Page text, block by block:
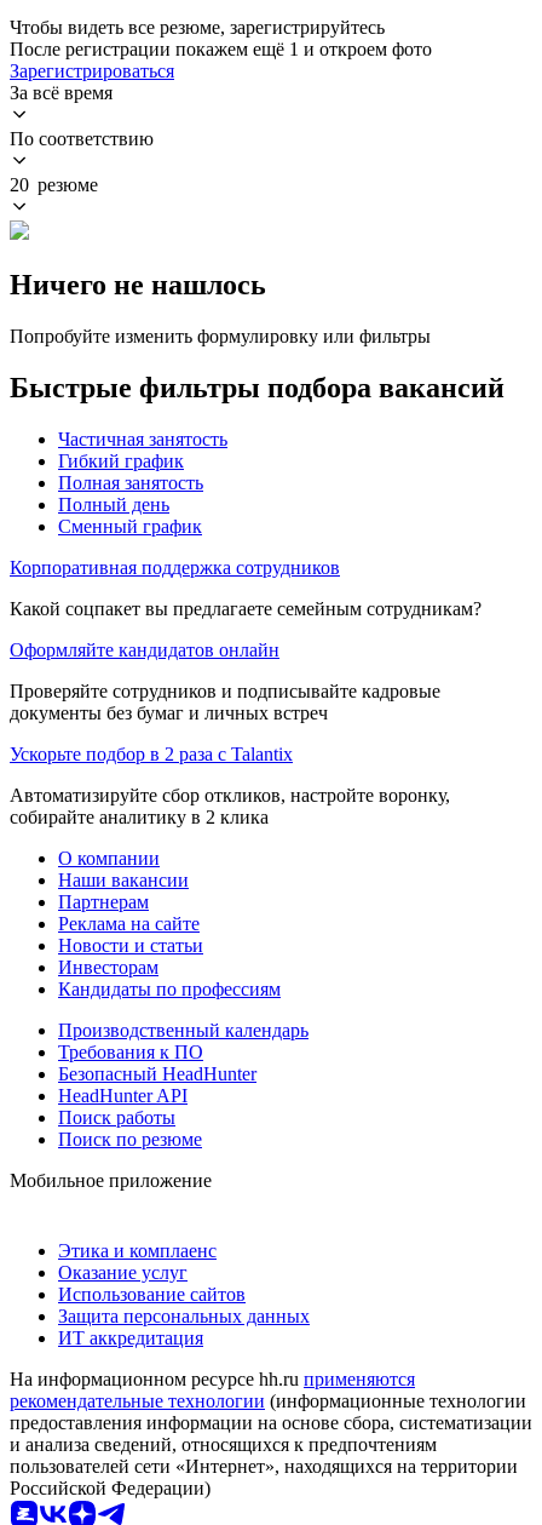
Чтобы видеть все резюме, зарегистрируйтесь
После регистрации покажем ещё 1 и откроем фото
Зарегистрироваться
За всё время
По соответствию
20 резюме
Ничего не нашлось
Попробуйте изменить формулировку или фильтры
Быстрые фильтры подбора вакансий
Частичная занятость
Гибкий график
Полная занятость
Полный день
Сменный график
Корпоративная поддержка сотрудников
Какой соцпакет вы предлагаете семейным сотрудникам?
Оформляйте кандидатов онлайн
Проверяйте сотрудников и подписывайте кадровые
документы без бумаг и личных встреч
Ускорьте подбор в 2 раза с Talantix
Автоматизируйте сбор откликов, настройте воронку,
собирайте аналитику в 2 клика
О компании
Наши вакансии
Партнерам
Реклама на сайте
Новости и статьи
Инвесторам
Кандидаты по профессиям
Производственный календарь
Требования к ПО
Безопасный HeadHunter
HeadHunter API
Поиск работы
Поиск по резюме
Мобильное приложение
Этика и комплаенс
Оказание услуг
Использование сайтов
Защита персональных данных
ИТ аккредитация
На информационном ресурсе hh.ru применяются
рекомендательные технологии (информационные технологии
предоставления информации на основе сбора, систематизации
и анализа сведений, относящихся к предпочтениям
пользователей сети «Интернет», находящихся на территории
Российской Федерации)